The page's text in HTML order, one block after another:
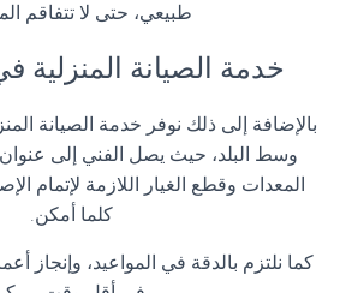
طبيعي، حتى لا تتفاقم
خدمة الصيانة المنزلية
بالإضافة إلى ذلك نوفر خدمة الصيانة
وسط البلد، حيث يصل الفني إلى عنوان
المعدات وقطع الغيار اللازمة لإتمام
كلما أمكن.
كما نلتزم بالدقة في المواعيد، وإنجاز